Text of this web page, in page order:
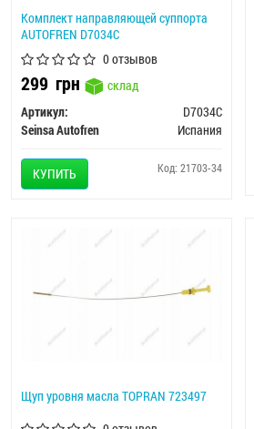
Комплект направляющей суппорта
AUTOFREN D7034C
0 отзывов
299 грн
склад
Артикул:
D7034C
Seinsa Autofren
Испания
КУПИТЬ Код: 21703-34
Щуп уровня масла TOPRAN 723497